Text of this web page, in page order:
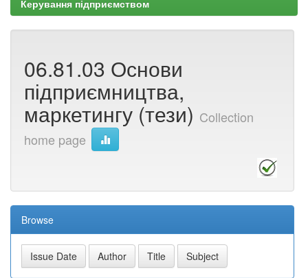
Керування підприємством
06.81.03 Основи
підприємництва,
маркетингу (тези) Collection
home page
Browse